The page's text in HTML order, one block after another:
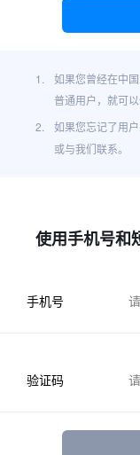
1.
如果您曾经在中
普通用户，就可以
2.
如果您忘记了用
或与我们联系。
使用手机号和
手机号
验证码